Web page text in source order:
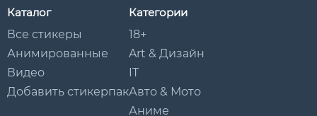
Каталог
Все стикеры
Анимированные
Видео
Добавить стикерпак
Категории
18+
Art & Дизайн
IT
Авто & Мото
Аниме